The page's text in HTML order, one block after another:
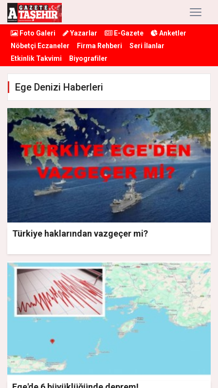
Foto Galeri Yazarlar E-Gazete
Anketler
Nöbetçi Eczaneler
Firma Rehberi
Seri İlanlar
Etkinlik Takvimi
Biyografiler
Ege Denizi Haberleri
Türkiye haklarından vazgeçer mi?